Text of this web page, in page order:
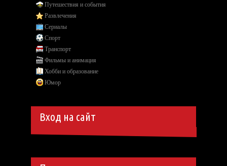
Путешествия и события
Развлечения
Сериалы
Спорт
Транспорт
Фильмы и анимация
Хобби и образование
Юмор
Вход на сайт